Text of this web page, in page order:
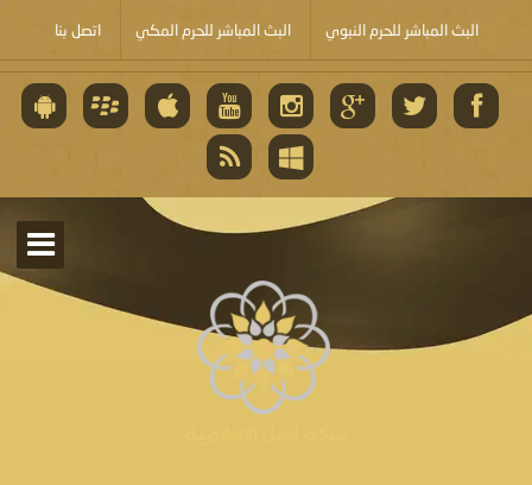
البث المباشر للحرم النبوي البث المباشر للحرم المكي اتصل بنا